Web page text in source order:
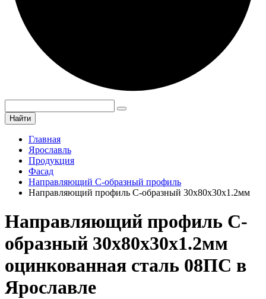
Найти
Главная
Ярославль
Продукция
Фасад
Направляющий С-образный профиль
Направляющий профиль С-образный 30х80х30х1.2мм
Направляющий профиль С-
образный 30х80х30х1.2мм
оцинкованная сталь 08ПС в
Ярославле